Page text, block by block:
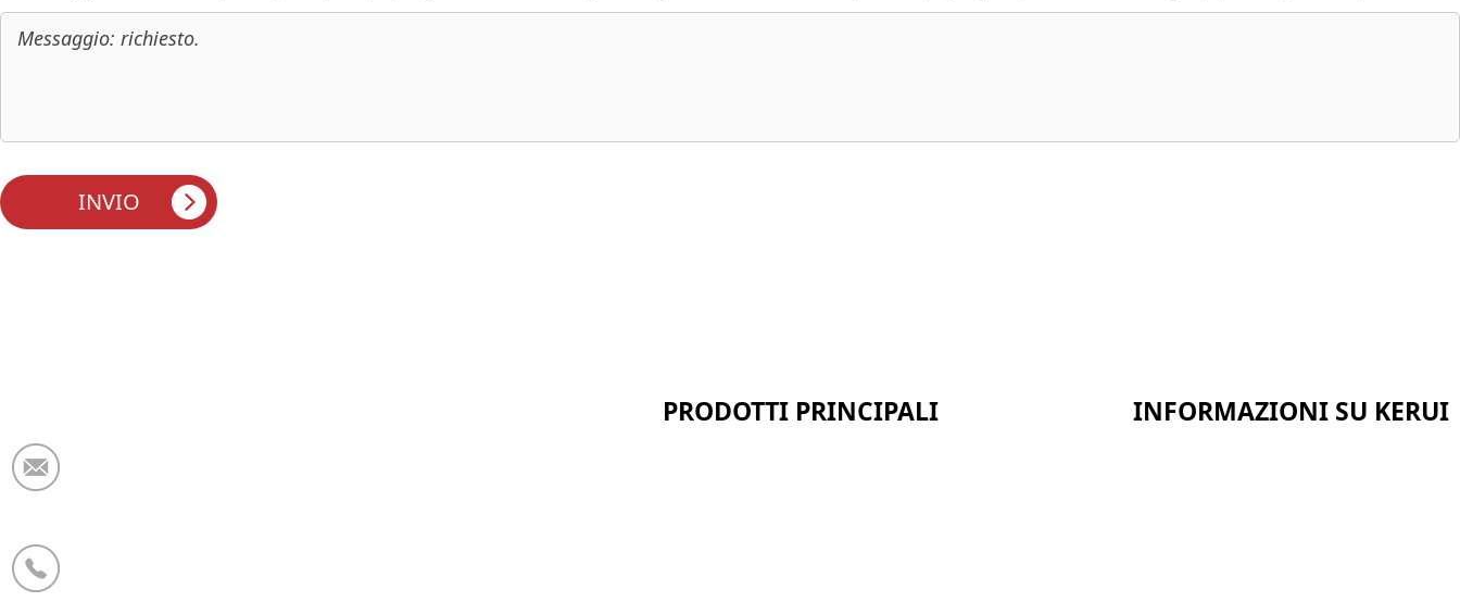
PRODOTTI PRINCIPALI INFORMAZIONI SU KERUI